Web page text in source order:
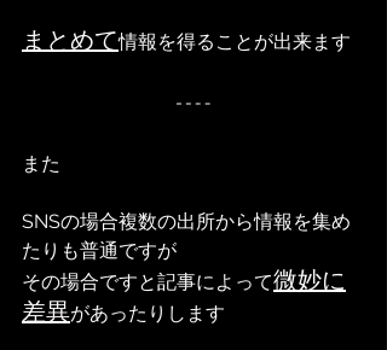
まとめて情報を得ることが出来ます
また
SNSの場合複数の出所から情報を集め
たりも普通ですが
その場合ですと記事によって微妙に
差異があったりします